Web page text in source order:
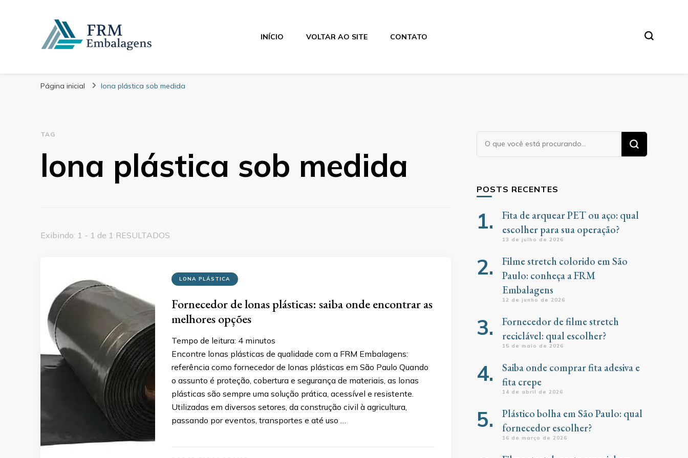
FRM Embalagens
INÍCIO VOLTAR AO SITE CONTATO
Página inicial lona plástica sob medida
TAG
lona plástica sob medida
Exibindo: 1 - 1 de 1 RESULTADOS
LONA PLÁSTICA
Fornecedor de lonas plásticas: saiba onde encontrar as
melhores opções
Tempo de leitura: 4 minutos
Encontre lonas plásticas de qualidade com a FRM Embalagens:
referência como fornecedor de lonas plásticas em São Paulo Quando
o assunto é proteção, cobertura e segurança de materiais, as lonas
plásticas são sempre uma solução prática, acessível e resistente.
Utilizadas em diversos setores, da construção civil à agricultura,
passando por eventos, transportes e até uso …
Procurando
algo?
POSTS RECENTES
Fita de arquear PET ou aço: qual
escolher para sua operação?
13 de julho de 2026
Filme stretch colorido em São
Paulo: conheça a FRM
Embalagens
12 de junho de 2026
Fornecedor de filme stretch
reciclável: qual escolher?
15 de maio de 2026
Saiba onde comprar fita adesiva e
fita crepe
14 de abril de 2026
Plástico bolha em São Paulo: qual
fornecedor escolher?
16 de março de 2026